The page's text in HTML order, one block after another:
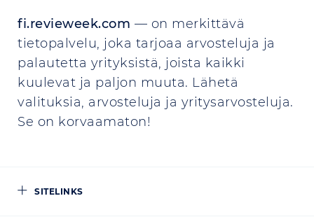
fi.revieweek.com — on merkittävä
tietopalvelu, joka tarjoaa arvosteluja ja
palautetta yrityksistä, joista kaikki
kuulevat ja paljon muuta. Lähetä
valituksia, arvosteluja ja yritysarvosteluja.
Se on korvaamaton!
SITELINKS